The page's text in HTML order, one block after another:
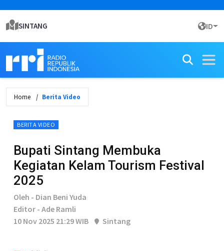
SINTANG ID
Home Berita Video
BERITA VIDEO
Bupati Sintang Membuka
Kegiatan Kelam Tourism Festival
2025
Oleh - Dian Beni Yuda
Editor - Ade Ramli
10 Nov 2025 21:29 WIB
Sintang